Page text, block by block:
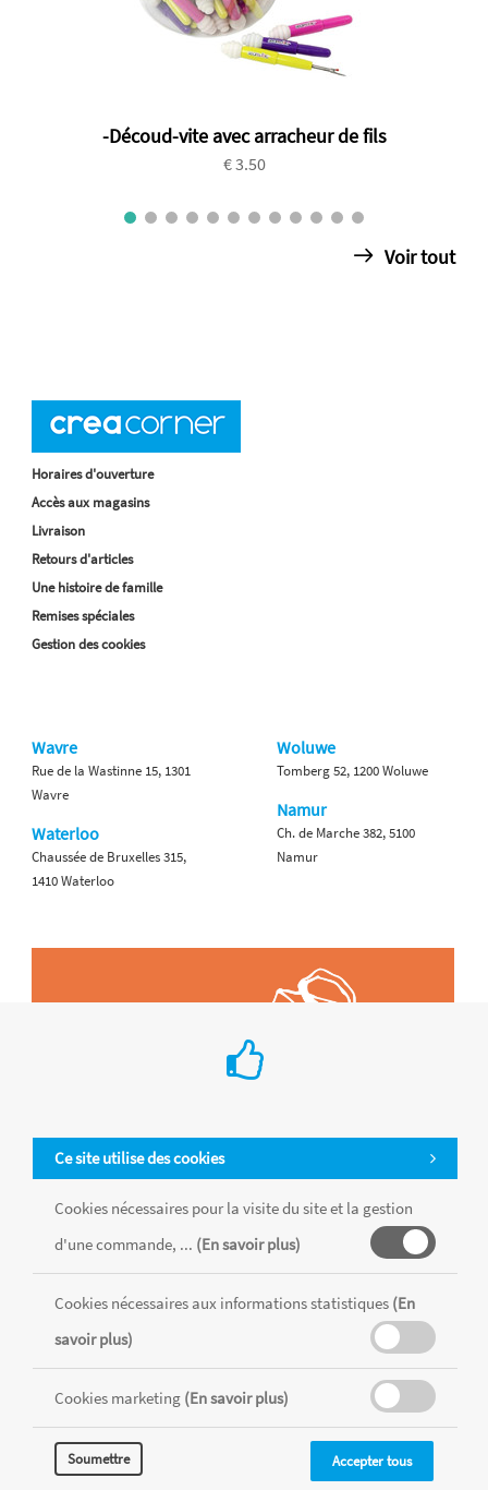
-Découd-vite avec arracheur de fils
€ 3.50
Voir tout
Ce site utilise des cookies
Cookies nécessaires pour la visite du site et la gestion
d'une commande, ... (En savoir plus)
Cookies nécessaires aux informations statistiques (En
savoir plus)
Cookies marketing (En savoir plus)
Soumettre Accepter tous
Horaires d'ouverture
Accès aux magasins
Livraison
Retours d'articles
Une histoire de famille
Remises spéciales
Gestion des cookies
Wavre
Rue de la Wastinne 15, 1301
Wavre
Waterloo
Chaussée de Bruxelles 315,
1410 Waterloo
Woluwe
Tomberg 52, 1200 Woluwe
Namur
Ch. de Marche 382, 5100
Namur
Tous les produits sont vendus dans la limite des stocks disponibles de
chaque magasin, toutes taxes comprises.
MENTIONS LÉGALES CONDITIONS GÉNÉRALES